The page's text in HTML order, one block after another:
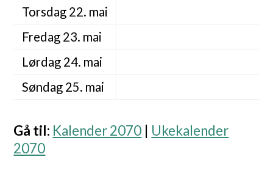
Torsdag 22. mai
Fredag 23. mai
Lørdag 24. mai
Søndag 25. mai
Gå til: Kalender 2070
Ukekalender
2070